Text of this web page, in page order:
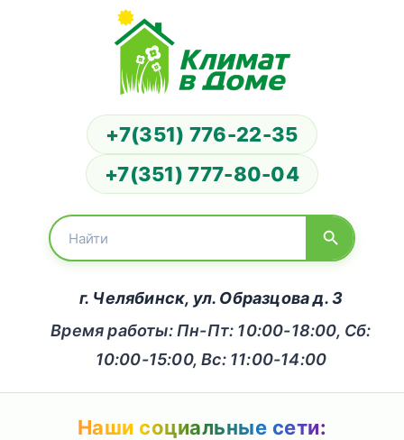
+7(351) 776-22-35
+7(351) 777-80-04
г. Челябинск, ул. Образцова д. 3
Время работы: Пн-Пт: 10:00-18:00, Сб:
10:00-15:00, Вс: 11:00-14:00
Наши социальные сети: